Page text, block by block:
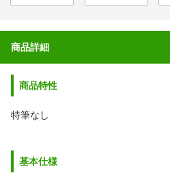
商品詳細
商品特性
特筆なし
基本仕様